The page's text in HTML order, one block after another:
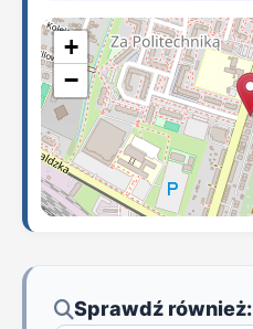
+
−
Sprawdź również: